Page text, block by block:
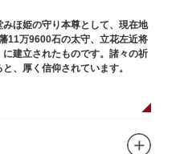
ほ姫の守り本尊として、現在地
11万9600石の太守、立花左近将
建立されたものです。諸々の祈
、厚く信仰されています。